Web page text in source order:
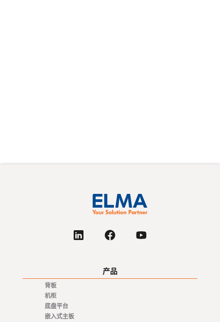
产品
背板
机柜
底盘平台
嵌入式主板